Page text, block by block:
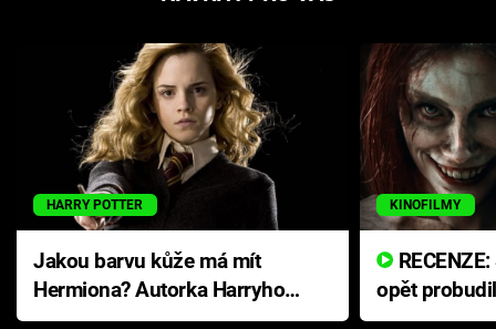
HARRY POTTER
Jakou barvu kůže má mít
Hermiona? Autorka Harryho
Pottera přišla s ráznou
KINOFILMY
opět
přichází s